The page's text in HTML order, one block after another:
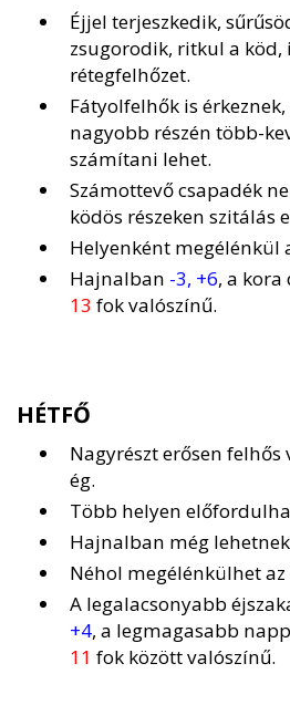
Éjjel terjeszkedik,
zsugorodik, ritkul a köd,
rétegfelhőzet.
Fátyolfelhők is
nagyobb részén több-
számítani lehet.
Számottevő csapadék
ködös részeken szitálás
Helyenként megélénkül
Hajnalban -3, +6, a
13 fok valószínű.
HÉTFŐ
Nagyrészt erősen felhős
ég.
Több helyen
Hajnalban még
Néhol megélénkülhet
A legalacsonyabb
+4, a legmagasabb
11 fok között valószínű.